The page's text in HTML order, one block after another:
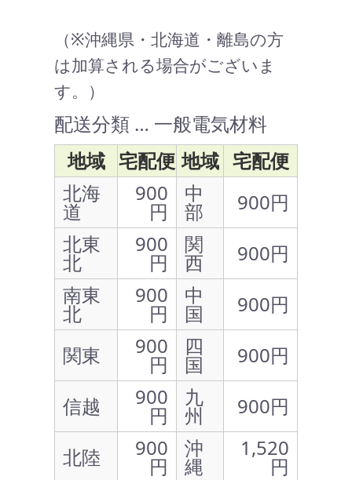
（※沖縄県・北海道・離島の方
は加算される場合がございま
す。）
配送分類 … 一般電気材料
地域 宅配便 地域 宅配便
北海
道
900
円
中
部
900円
北東
北
900
円
関
西
900円
南東
北
900
円
中
国
900円
関東
900
円
四
国
900円
信越
900
円
九
州
900円
北陸
900
円
沖
縄
1,520
円